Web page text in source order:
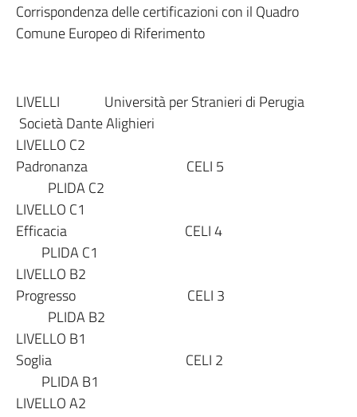
Corrispondenza delle certificazioni con il Quadro
Comune Europeo di Riferimento
LIVELLI Università per Stranieri di Perugia
Società Dante Alighieri
LIVELLO C2
Padronanza CELI 5
PLIDA C2
LIVELLO C1
Efficacia CELI 4
PLIDA C1
LIVELLO B2
Progresso CELI 3
PLIDA B2
LIVELLO B1
Soglia CELI 2
PLIDA B1
LIVELLO A2